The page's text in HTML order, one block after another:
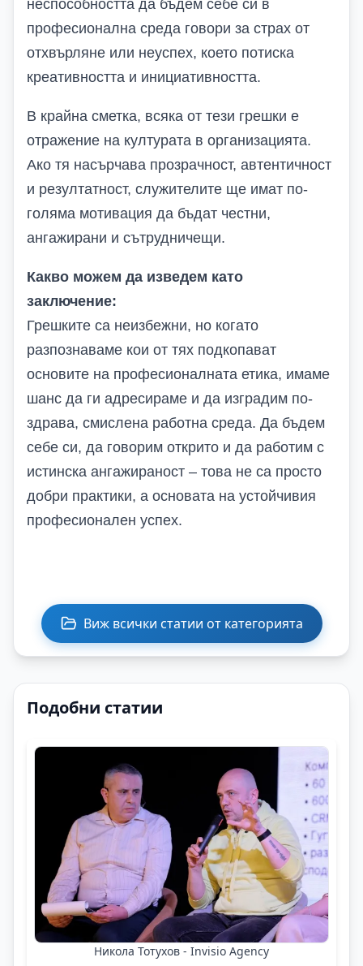
неспособността да бъдем себе си в
професионална среда говори за страх от
отхвърляне или неуспех, което потиска
креативността и инициативността.
В крайна сметка, всяка от тези грешки е
отражение на културата в организацията.
Ако тя насърчава прозрачност, автентичност
и резултатност, служителите ще имат по-
голяма мотивация да бъдат честни,
ангажирани и сътрудничещи.
Какво можем да изведем като
заключение:
Грешките са неизбежни, но когато
разпознаваме кои от тях подкопават
основите на професионалната етика, имаме
шанс да ги адресираме и да изградим по-
здрава, смислена работна среда. Да бъдем
себе си, да говорим открито и да работим с
истинска ангажираност – това не са просто
добри практики, а основата на устойчивия
професионален успех.
Виж всички статии от категорията
Подобни статии
Никола Тотухов - Invisio Agency